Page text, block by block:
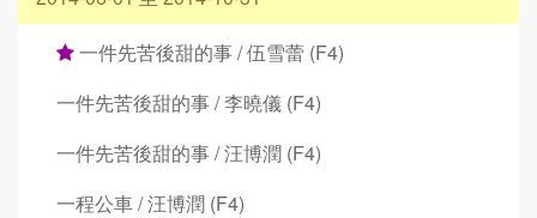
一件先苦後甜的事 / 伍雪蕾 (F4)
一件先苦後甜的事 / 李曉儀 (F4)
一件先苦後甜的事 / 汪博潤 (F4)
一程公車 / 汪博潤 (F4)